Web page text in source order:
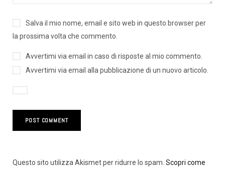
Salva il mio nome, email e sito web in questo browser per
la prossima volta che commento.
Avvertimi via email in caso di risposte al mio commento.
Avvertimi via email alla pubblicazione di un nuovo articolo.
Questo sito utilizza Akismet per ridurre lo spam. Scopri come